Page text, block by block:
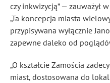
czy inkwizycją” — zauważył
„Ta koncepcja miasta
przypisywana wyłącznie
zapewne daleko od
„O kształcie Zamościa
miast, dostosowana do